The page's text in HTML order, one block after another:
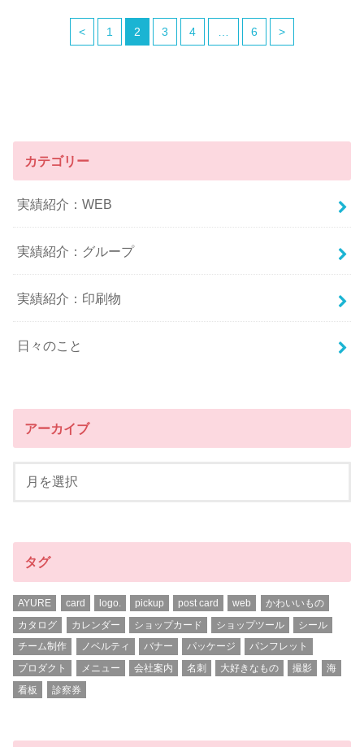
< 1 2 3 4 6 >
カテゴリー
実績紹介：WEB
実績紹介：グループ
実績紹介：印刷物
日々のこと
アーカイブ
タグ
AYURE card logo. pickup post card web
かわいいもの
カタログ
カレンダー ショップカード ショップツール
シール
チーム制作
ノベルティ バナー パッケージ
パンフレット
プロダクト
メニュー 会社案内 名刺 大好きなもの 撮影
海
看板
診察券